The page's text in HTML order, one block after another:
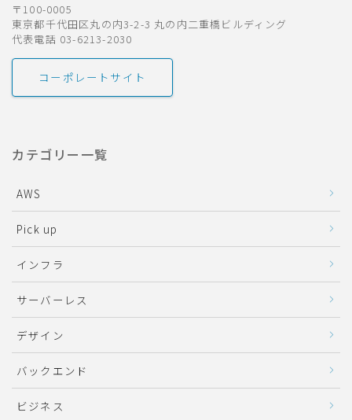
〒100-0005
東京都千代田区丸の内3-2-3 丸の内二重橋ビルディング
代表電話 03-6213-2030
コーポレートサイト
カテゴリー一覧
AWS
Pick up
インフラ
サーバーレス
デザイン
バックエンド
ビジネス